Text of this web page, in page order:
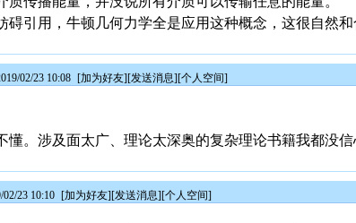
碍引用，牛顿几何力学全是应用这种概念，这很自然和
02/23 10:08 [加为好友][发送消息][个人空间]
懂。涉及面太广、理论太深奥的复杂理论书籍我都没信
23 10:10 [加为好友][发送消息][个人空间]